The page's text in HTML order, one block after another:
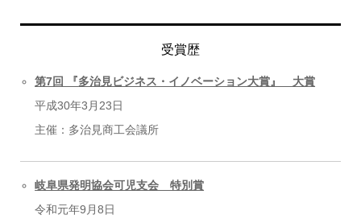
受賞歴
第7回 『多治見ビジネス・イノベーション大賞』 大賞
平成30年3月23日
主催：多治見商工会議所
岐阜県発明協会可児支会 特別賞
令和元年9月8日